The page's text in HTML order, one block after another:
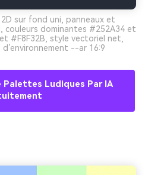
sur fond uni, panneaux et
dominantes #252A34 et
#F8F32B, style vectoriel net,
--ar 16:9
Palettes Ludiques Par IA